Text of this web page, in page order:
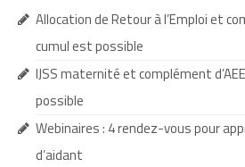
Projet de vie
Demande d’allocations
Taux de handicap et
Demande d’orientation
Allocation de Retour à l’Emploi et
cumul est possible
IJSS maternité et complément
possible
Webinaires : 4 rendez-vous pour
d’aidant